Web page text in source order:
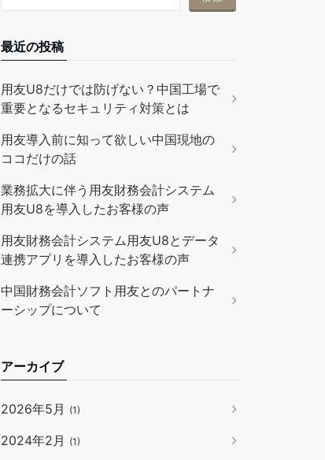
最近の投稿
用友U8だけでは防げない？中国工場で
重要となるセキュリティ対策とは
用友導入前に知って欲しい中国現地の
ココだけの話
業務拡大に伴う用友財務会計システム
用友U8を導入したお客様の声
用友財務会計システム用友U8とデータ
連携アプリを導入したお客様の声
中国財務会計ソフト用友とのパートナ
ーシップについて
アーカイブ
2026年5月 (1)
2024年2月 (1)